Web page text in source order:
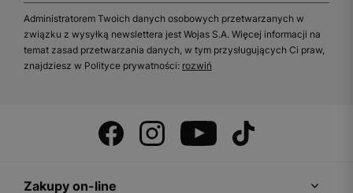
Administratorem Twoich danych osobowych przetwarzanych w
związku z wysyłką newslettera jest Wojas S.A. Więcej informacji na
temat zasad przetwarzania danych, w tym przysługujących Ci praw,
znajdziesz w Polityce prywatności: rozwiń
Zakupy on-line